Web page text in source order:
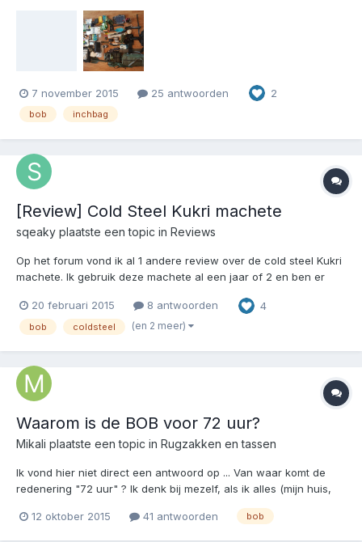
willen weten hoeveel keer jullie al je INCHBAG of BOB of EDC
hebben in- en uitgepakt, omdat je hem een stuk efficiënter pr...
7 november 2015 25 antwoorden 2
bob inchbag
[Review] Cold Steel Kukri machete
sqeaky plaatste een topic in Reviews
Op het forum vond ik al 1 andere review over de cold steel Kukri
machete. Ik gebruik deze machete al een jaar of 2 en ben er
laten lezen wat ik vind van dit stuk staal. De machete heeft de
vorm van een kukri machete een voordeel hierv...
20 februari 2015 8 antwoorden 4
bob coldsteel (en 2 meer)
Waarom is de BOB voor 72 uur?
Mikali plaatste een topic in Rugzakken en tassen
Ik vond hier niet direct een antwoord op ... Van waar komt de
redenering "72 uur" ? Ik denk bij mezelf, als ik alles (mijn huis,
voordoet, is dan 72 uur wel genoeg?
12 oktober 2015 41 antwoorden bob